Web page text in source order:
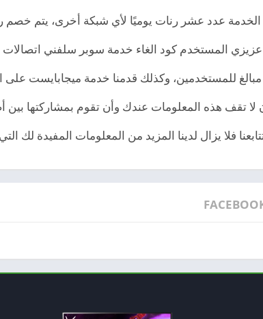
الخدمة عدد عشر رنات يوميًا لأي شبكة أخرى، يتم خصم
المستخدم كود الغاء خدمة سوبر سلفني اتصالات
للمستخدمين، وكذلك قدمنا خدمة ميجابايست على
لا تقف هذه المعلومات عندك وأن تقوم بمشاركتها بين
فلا يزال لدينا المزيد من المعلومات المفيدة لك